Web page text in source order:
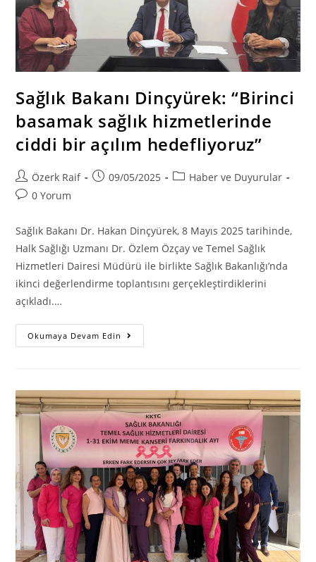
Sağlık Bakanı Dinçyürek: “Birinci
basamak sağlık hizmetlerinde
ciddi bir açılım hedefliyoruz”
Post
author:
Özerk Raif
Post09/05/2025
PostHaber ve Duyurular
Post0 Yorum
Sağlık Bakanı Dr. Hakan Dinçyürek, 8 Mayıs 2025 tarihinde,
Halk Sağlığı Uzmanı Dr. Özlem Özçay ve Temel Sağlık
Hizmetleri Dairesi Müdürü ile birlikte Sağlık Bakanlığı’nda
ikinci değerlendirme toplantısını gerçekleştirdiklerini
açıkladı.…
Okumaya Devam Edin Sağlık
Bakanı
Hizmetlerinde
Ciddi
Bir
Açılım
Hedefliyoruz”